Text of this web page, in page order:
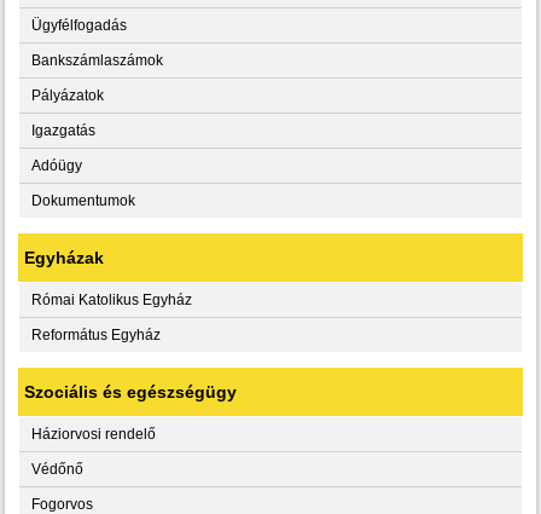
Ügyfélfogadás
Bankszámlaszámok
Pályázatok
Igazgatás
Adóügy
Dokumentumok
Egyházak
Római Katolikus Egyház
Református Egyház
Szociális és egészségügy
Háziorvosi rendelő
Védőnő
Fogorvos